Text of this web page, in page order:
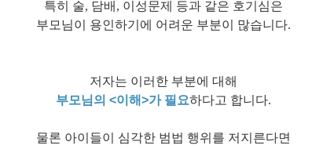
특히 술, 담배, 이성문제 등과 같은 호기심은
부모님이 용인하기에 어려운 부분이 많습니다.
저자는 이러한 부분에 대해
부모님의 <이해>가 필요하다고 합니다.
물론 아이들이 심각한 범법 행위를 저지른다면